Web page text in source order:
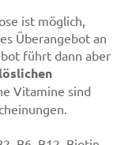
ist möglich,
Überangebot an
führt dann aber
Vitamine sind